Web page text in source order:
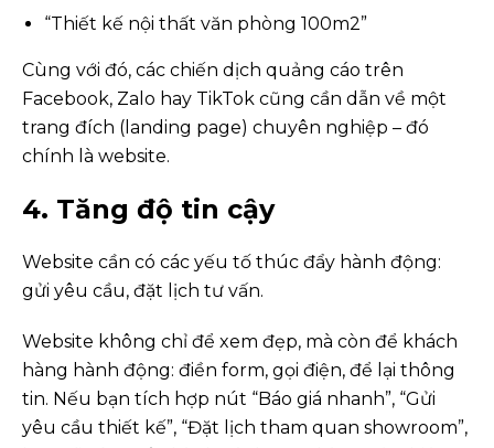
“Thiết kế nội thất văn phòng 100m2”
Cùng với đó, các chiến dịch quảng cáo trên
Facebook, Zalo hay TikTok cũng cần dẫn về một
trang đích (landing page) chuyên nghiệp – đó
chính là website.
4. Tăng độ tin cậy
Website cần có các yếu tố thúc đẩy hành động:
gửi yêu cầu, đặt lịch tư vấn.
Website không chỉ để xem đẹp, mà còn để khách
hàng hành động: điền form, gọi điện, để lại thông
tin. Nếu bạn tích hợp nút “Báo giá nhanh”, “Gửi
yêu cầu thiết kế”, “Đặt lịch tham quan showroom”,